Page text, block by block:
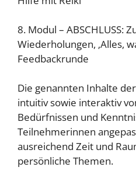
8. Modul – ABSCHLUSS:
Wiederholungen, ‚Alles,
Feedbackrunde
Die genannten Inhalte
intuitiv sowie interaktiv
Bedürfnissen und
Teilnehmerinnen
ausreichend Zeit und
persönliche Themen.